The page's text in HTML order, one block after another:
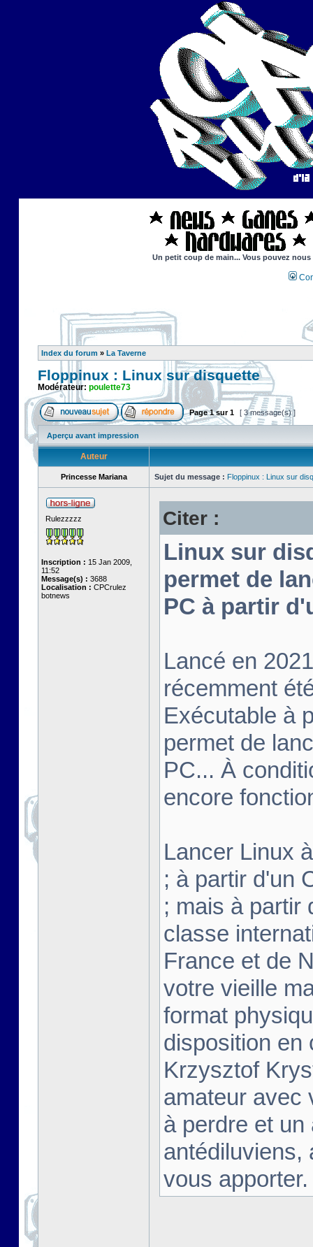
Un petit coup de main... Vous pouvez
Index du forum » La Taverne
Floppinux : Linux sur disquette
Modérateur: poulette73
Page1sur1 [ 3 message(s) ]
Aperçu avant impression
Auteur
Princesse Mariana Sujet du message : Floppinux : Linux sur
Rulezzzzz
Inscription : 15 Jan 2009,
11:52
Message(s) : 3688
Localisation : CPCrulez
botnews
Citer :
Linux sur
permet de
PC à partir
Lancé en
récemment
Exécutable à
permet de
PC... À
encore
Lancer Linux
; à partir d'un
; mais à partir
classe
France et de
votre vieille
format
disposition en
Krzysztof
amateur avec
à perdre et
antédiluviens,
vous